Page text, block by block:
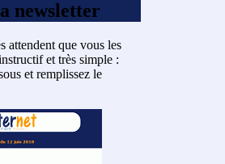
newsletter
attendent que vous les
et très simple :
et remplissez le